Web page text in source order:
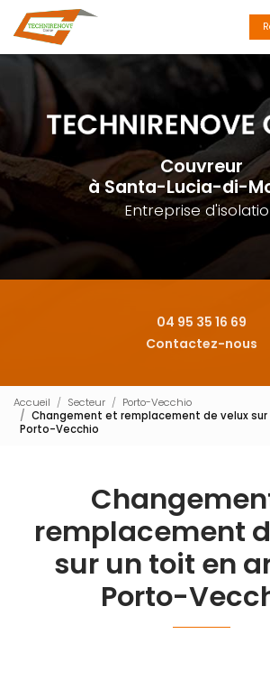
au
contenu
principal
Couvreur
à Santa-Lucia-di-
Entreprise
04 95 35 16 69
Contactez-nous
Accueil Secteur
Porto-Vecchio
Changement et remplacement de velux
Porto-Vecchio
remplacement
sur un toit en
Porto-